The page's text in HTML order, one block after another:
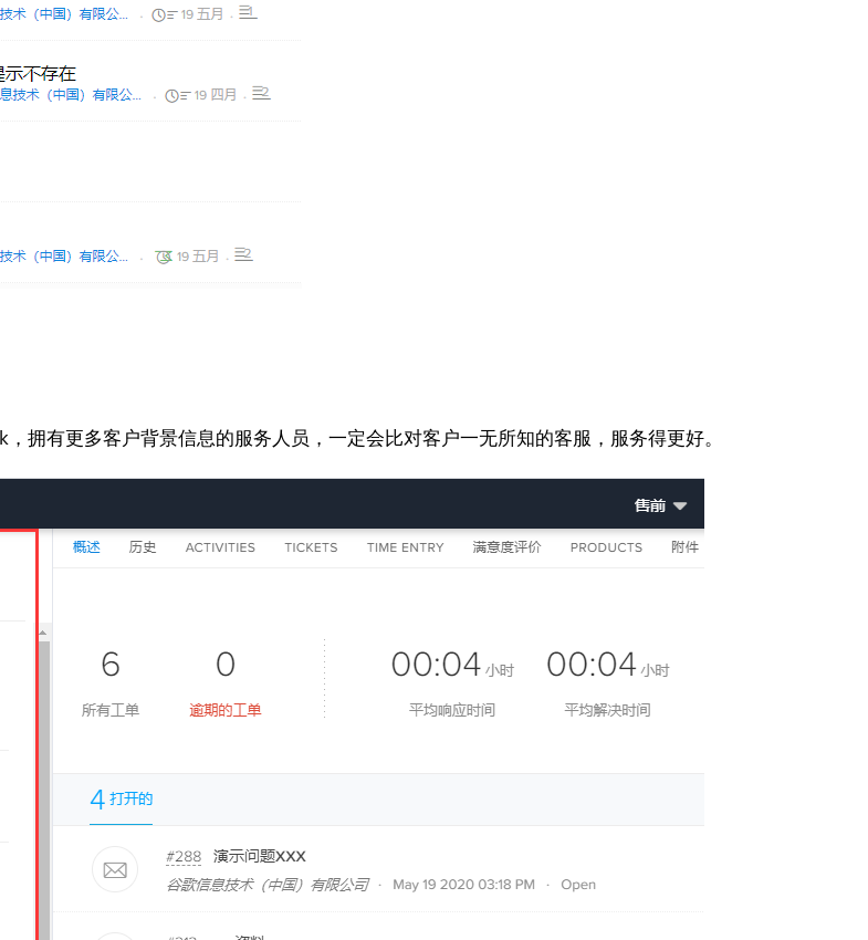
有更多客户背景信息的服务人员，一定会比对客户一无所知的客服，服务得更好。